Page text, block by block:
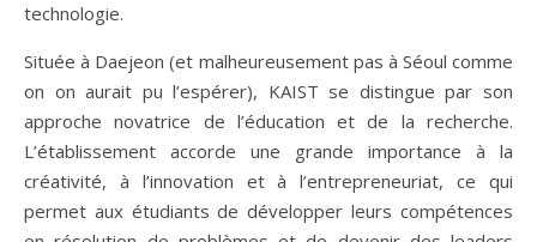
technologie.
Située à Daejeon (et malheureusement pas à Séoul comme
on on aurait pu l’espérer), KAIST se distingue par son
approche novatrice de l’éducation et de la recherche.
L’établissement accorde une grande importance à la
créativité, à l’innovation et à l’entrepreneuriat, ce qui
permet aux étudiants de développer leurs compétences